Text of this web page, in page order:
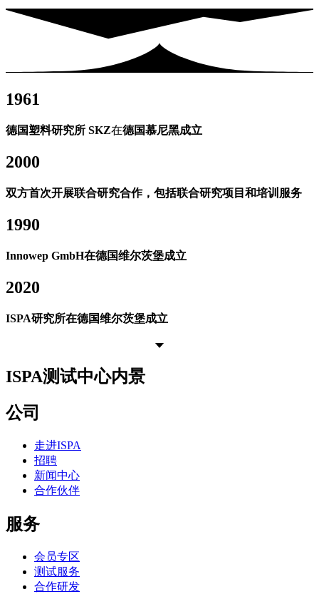
1961
德国塑料研究所 SKZ在德国慕尼黑成立
2000
双方首次开展联合研究合作，包括联合研究项目和培训服务
1990
Innowep GmbH在德国维尔茨堡成立
2020
ISPA研究所在德国维尔茨堡成立
ISPA测试中心内景
公司
走进ISPA
招聘
新闻中心
合作伙伴
服务
会员专区
测试服务
合作研发